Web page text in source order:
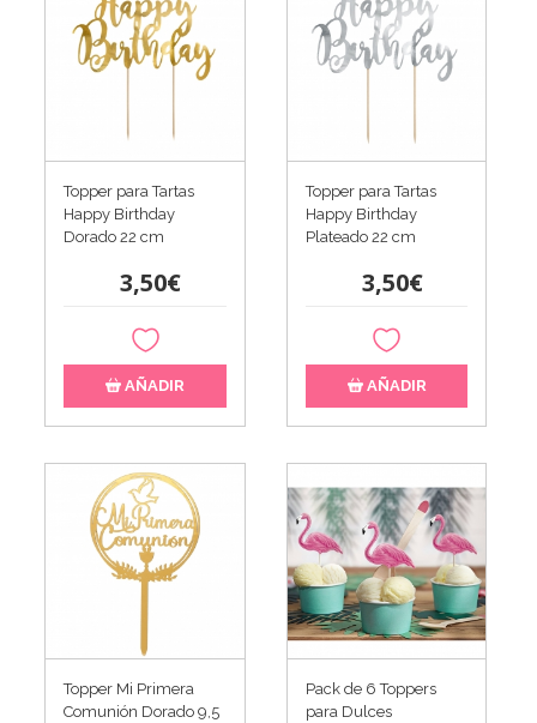
Topper para Tartas
Happy Birthday
Dorado 22 cm
3,50€
AÑADIR
Topper para Tartas
Happy Birthday
Plateado 22 cm
3,50€
AÑADIR
Topper Mi Primera
Comunión Dorado 9,5
Pack de 6 Toppers
para Dulces